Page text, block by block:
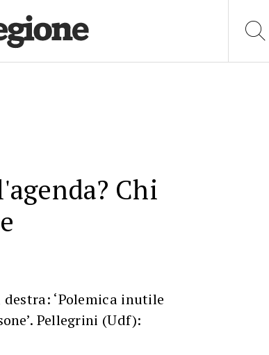
Chi
‘Polemica inutile
Pellegrini (Udf):